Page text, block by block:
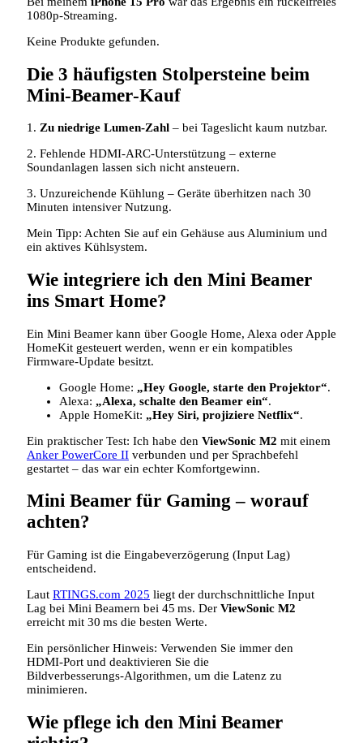
1080p‑Streaming.
Keine Produkte gefunden.
Die 3 häufigsten Stolpersteine beim
Mini‑Beamer‑Kauf
1. Zu niedrige Lumen‑Zahl – bei Tageslicht kaum nutzbar.
2. Fehlende HDMI‑ARC‑Unterstützung – externe
Soundanlagen lassen sich nicht ansteuern.
3. Unzureichende Kühlung – Geräte überhitzen nach 30
Minuten intensiver Nutzung.
Mein Tipp: Achten Sie auf ein Gehäuse aus Aluminium und
ein aktives Kühlsystem.
Wie integriere ich den Mini Beamer
ins Smart Home?
Ein Mini Beamer kann über Google Home, Alexa oder Apple
HomeKit gesteuert werden, wenn er ein kompatibles
Firmware‑Update besitzt.
Google Home: „Hey Google, starte den Projektor“.
Alexa: „Alexa, schalte den Beamer ein“.
Apple HomeKit: „Hey Siri, projiziere Netflix“.
Ein praktischer Test: Ich habe den ViewSonic M2 mit einem
Anker PowerCore II verbunden und per Sprachbefehl
gestartet – das war ein echter Komfortgewinn.
Mini Beamer für Gaming – worauf
achten?
Für Gaming ist die Eingabeverzögerung (Input Lag)
entscheidend.
Laut RTINGS.com 2025 liegt der durchschnittliche Input
Lag bei Mini Beamern bei 45 ms. Der ViewSonic M2
erreicht mit 30 ms die besten Werte.
Ein persönlicher Hinweis: Verwenden Sie immer den
HDMI‑Port und deaktivieren Sie die
Bildverbesserungs‑Algorithmen, um die Latenz zu
minimieren.
Wie pflege ich den Mini Beamer